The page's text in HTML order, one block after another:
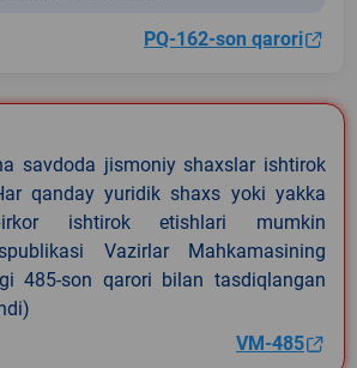
PQ-162-son qarori
savdoda jismoniy shaxslar ishtirok
qanday yuridik shaxs yoki yakka
ishtirok etishlari mumkin
Vazirlar Mahkamasining
485-son qarori bilan tasdiqlangan
VM-485